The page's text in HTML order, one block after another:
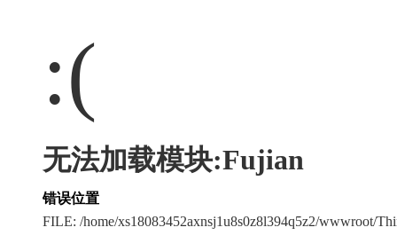
:(
无法加载模块:Fujian
错误位置
FILE: /home/xs18083452axnsj1u8s0z8l394q5z2/wwwroot/